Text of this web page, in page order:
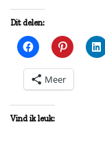
Dit delen:
Meer
Vind ik leuk: